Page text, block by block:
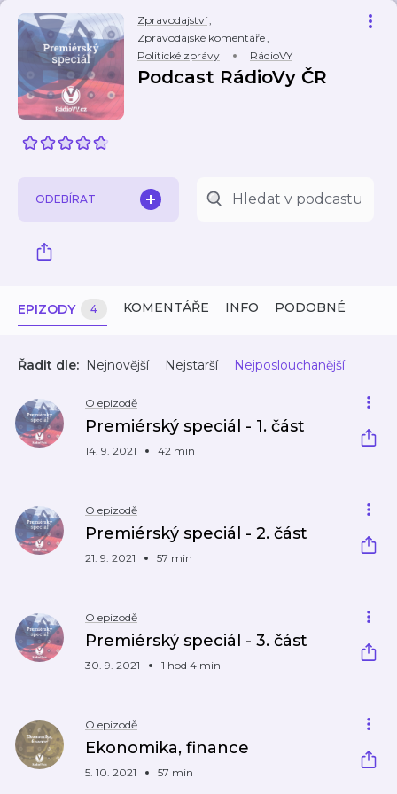
Zpravodajství,
Zpravodajské komentáře,
Politické zprávy
RádioVY
Podcast RádioVy ČR
ODEBÍRAT
EPIZODY 4 KOMENTÁŘE INFO PODOBNÉ
Řadit dle: Nejnovější Nejstarší Nejposlouchanější
O epizodě
Premiérský speciál - 1. část
14. 9. 2021 42 min
O epizodě
Premiérský speciál - 2. část
21. 9. 2021 57 min
O epizodě
Premiérský speciál - 3. část
30. 9. 2021 1 hod 4 min
O epizodě
Ekonomika, finance
5. 10. 2021 57 min